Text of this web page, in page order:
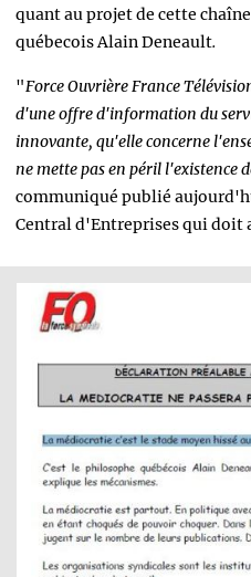
quant au projet de cette
québecois Alain Deneault.
"Force Ouvrière France
d'une offre d'information du
innovante, qu'elle concerne
ne mette pas en péril l'existence
communiqué publié
Central d'Entreprises qui doit